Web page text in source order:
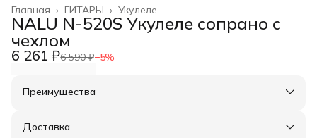
Укулеле
ГИТАРЫ ›
Главная ›
NALU N-520S Укулеле сопрано с
чехлом
6 261 ₽6 590 ₽−5%
Преимущества
Оплата частями в Сплит
Удобный возврат
Доставка